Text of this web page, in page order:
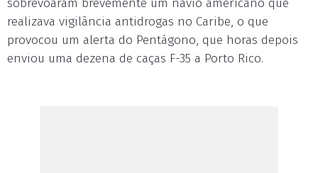
sobrevoaram brevemente um navio americano que
realizava vigilância antidrogas no Caribe, o que
provocou um alerta do Pentágono, que horas depois
enviou uma dezena de caças F-35 a Porto Rico.